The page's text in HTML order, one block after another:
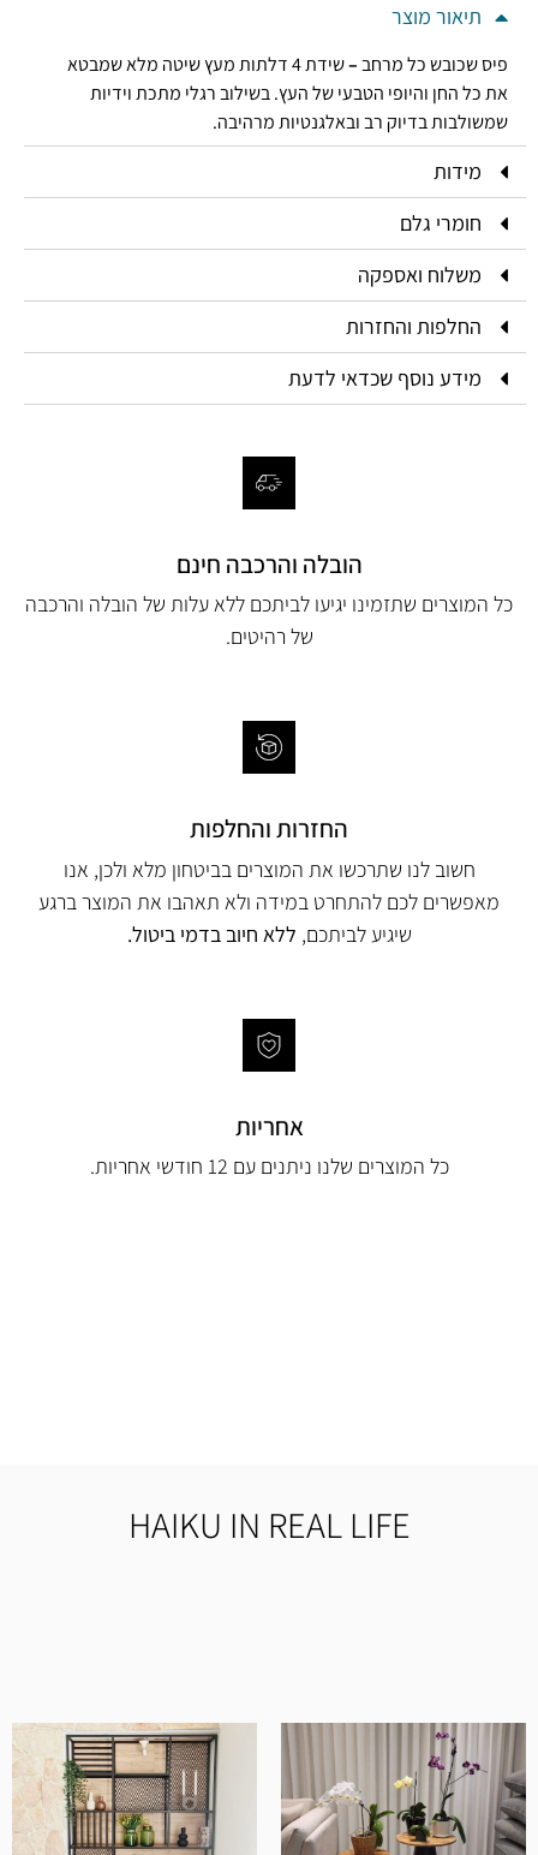
תיאור מוצר
פיס שכובש כל מרחב–
שידת 4 דלתות מעץ שיטה מלא שמבטא
את כל החן והיופי הטבעי של העץ. בשילוב רגלי מתכת וידיות
שמשולבות בדיוק רב ובאלגנטיות מרהיבה.
מידות
חומרי גלם
משלוח ואספקה
החלפות והחזרות
מידע נוסף שכדאי לדעת
הובלה והרכבה חינם
כל המוצרים שתזמינו יגיעו לביתכם ללא עלות של הובלה והרכבה
של רהיטים.
החזרות והחלפות
חשוב לנו שתרכשו את המוצרים בביטחון מלא ולכן, אנו
מאפשרים לכם להתחרט במידה ולא תאהבו את המוצר ברגע
שיגיע לביתכם, ללא חיוב בדמי ביטול.
אחריות
כל המוצרים שלנו ניתנים עם 12 חודשי אחריות.
HAIKU IN REAL LIFE
קיבלתי שירות יוצא מן הכלל לאורך כל הדרך!
השולחן הגיע בזמן שהובטח והוא מהמם!
לינה מרלין